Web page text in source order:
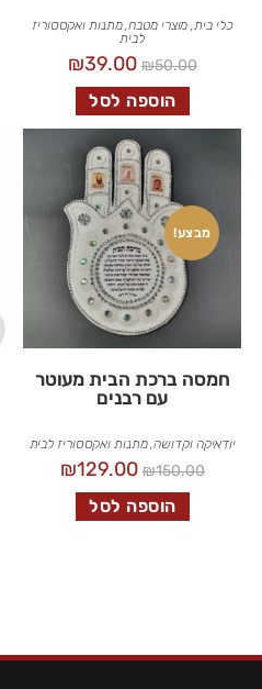
כלי בית, מוצרי מטבח,מתנות ואקססוריז
לבית
₪50.00
₪39.00
הוספה לסל
מבצע!
חמסה ברכת הבית מעוטר
עם רבנים
יודאיקה וקדושה,מתנות ואקססוריז לבית
₪150.00
₪129.00
הוספה לסל